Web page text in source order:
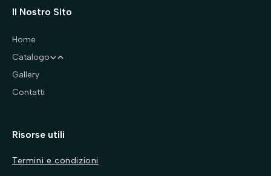
Il Nostro Sito
Home
Catalogo
Cani
Abbigliamento
Accessori auto
Antiparassitari
Gatti
Accessori auto
Antiparassitari
Gallery
Contatti
Risorse utili
Termini e condizioni